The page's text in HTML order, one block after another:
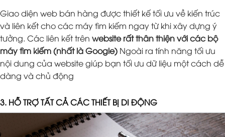
Giao diện web bán hàng được thiết kế tối ưu về kiến trúc
và liên kết cho các máy tìm kiếm ngay từ khi xây dựng ý
tưởng. Các liên kết trên website rất thân thiện với các bộ
máy tìm kiếm (nhất là Google) Ngoài ra tính năng tối ưu
nội dung của website giúp bạn tối ưu dữ liệu một cách dễ
dàng và chủ động
3. HỖ TRỢ TẤT CẢ CÁC THIẾT BỊ DI ĐỘNG